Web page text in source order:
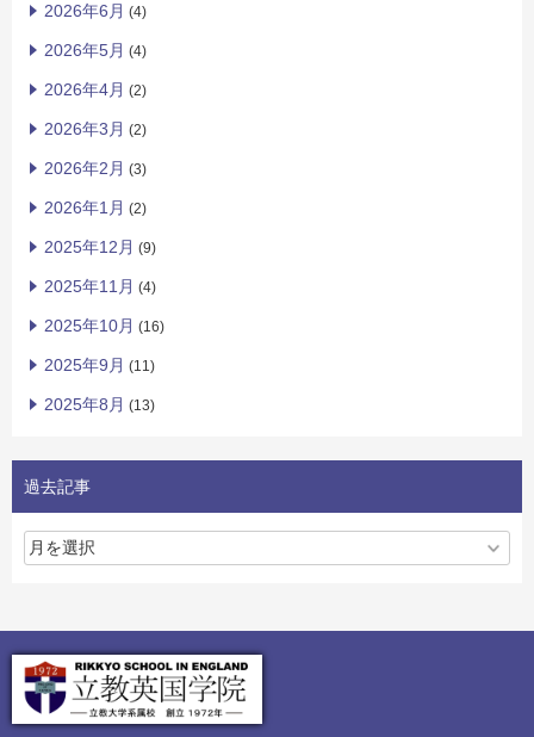
2026年6月 (4)
2026年5月 (4)
2026年4月 (2)
2026年3月 (2)
2026年2月 (3)
2026年1月 (2)
2025年12月 (9)
2025年11月 (4)
2025年10月 (16)
2025年9月 (11)
2025年8月 (13)
過去記事